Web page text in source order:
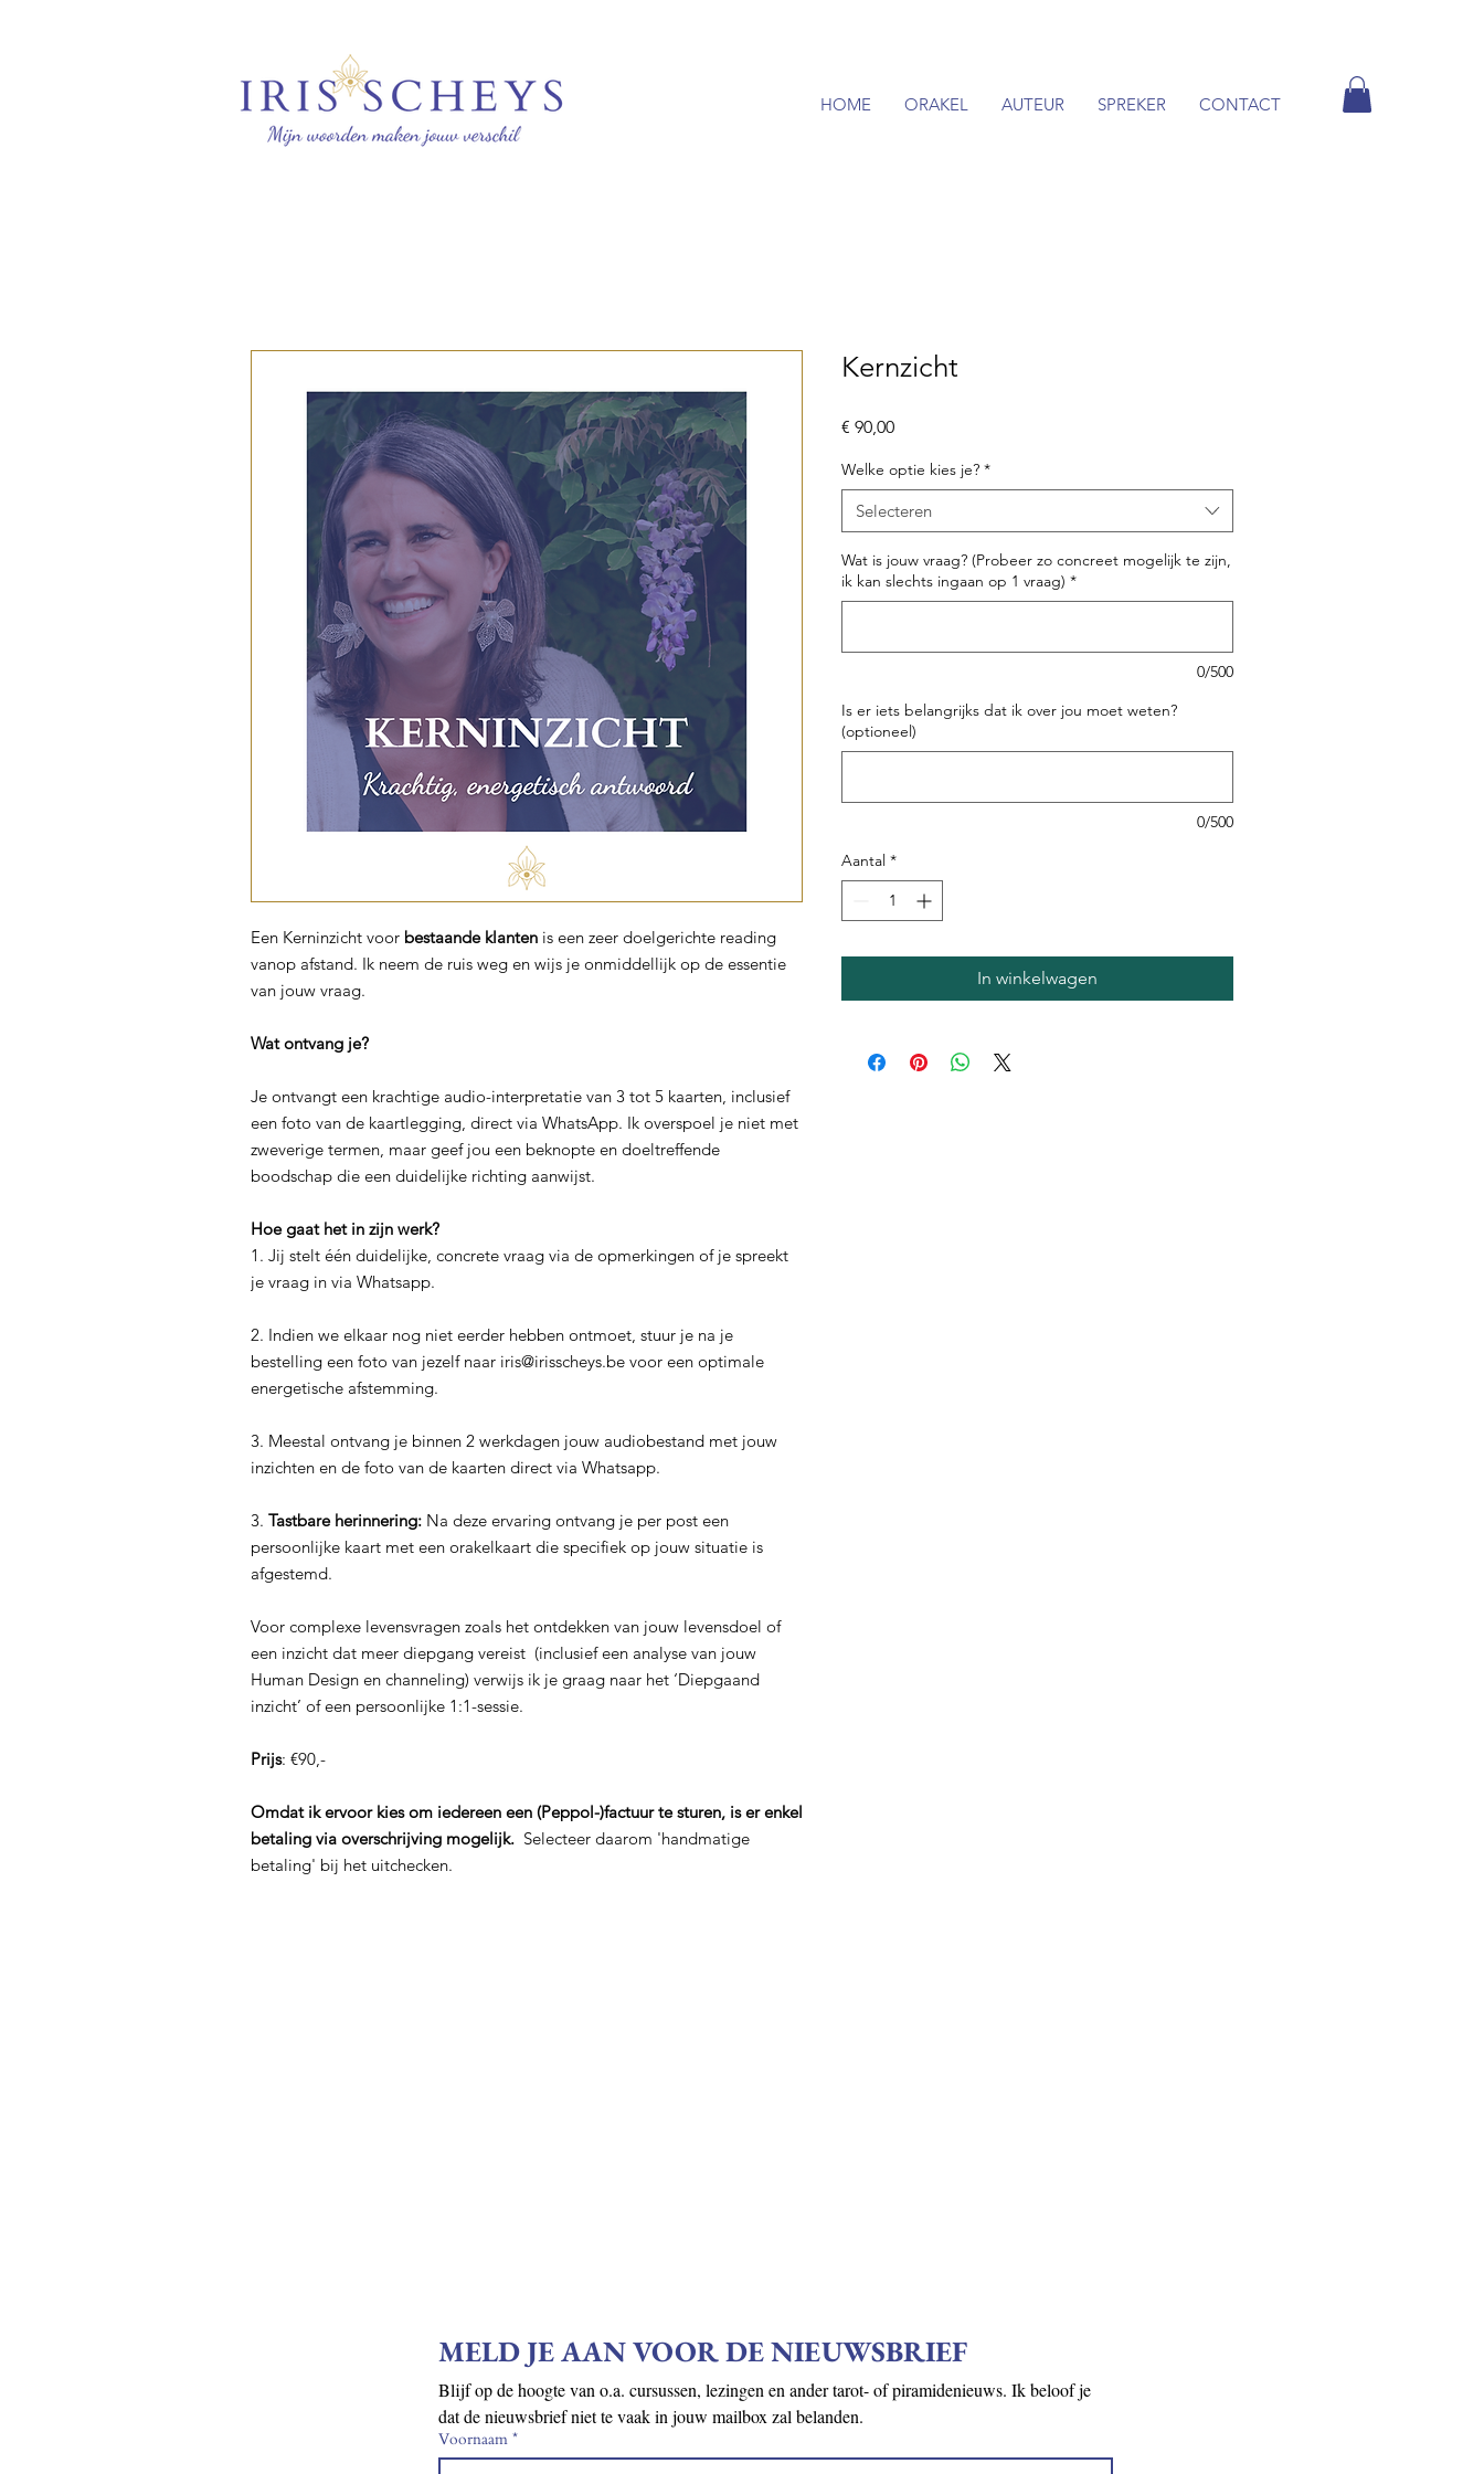
HOME ORAKEL AUTEUR SPREKER CONTACT
Een Kerninzicht voor bestaande klanten is een zeer doelgerichte reading
vanop afstand. Ik neem de ruis weg en wijs je onmiddellijk op de essentie
van jouw vraag.
Wat ontvang je?
Je ontvangt een krachtige audio-interpretatie van 3 tot 5 kaarten, inclusief
een foto van de kaartlegging, direct via WhatsApp. Ik overspoel je niet met
zweverige termen, maar geef jou een beknopte en doeltreffende
boodschap die een duidelijke richting aanwijst.
Hoe gaat het in zijn werk?
1. Jij stelt één duidelijke, concrete vraag via de opmerkingen of je spreekt
je vraag in via Whatsapp.
2. Indien we elkaar nog niet eerder hebben ontmoet, stuur je na je
bestelling een foto van jezelf naar iris@irisscheys.be voor een optimale
energetische afstemming.
3. Meestal ontvang je binnen 2 werkdagen jouw audiobestand met jouw
inzichten en de foto van de kaarten direct via Whatsapp.
3. Tastbare herinnering: Na deze ervaring ontvang je per post een
persoonlijke kaart met een orakelkaart die specifiek op jouw situatie is
afgestemd.
Voor complexe levensvragen zoals het ontdekken van jouw levensdoel of
een inzicht dat meer diepgang vereist (inclusief een analyse van jouw
Human Design en channeling) verwijs ik je graag naar het ‘Diepgaand
inzicht’ of een persoonlijke 1:1-sessie.
Prijs: €90,-
Omdat ik ervoor kies om iedereen een (Peppol-)factuur te sturen, is er enkel
betaling via overschrijving mogelijk. Selecteer daarom 'handmatige
betaling' bij het uitchecken.
Kernzicht
€ 90,00Prijs
Welke optie kies je? *
Selecteren
Wat is jouw vraag? (Probeer zo concreet mogelijk te zijn,
ik kan slechts ingaan op 1 vraag) *
0/500
Is er iets belangrijks dat ik over jou moet weten?
(optioneel)
0/500
Aantal *
In winkelwagen
MELD JE AAN VOOR DE NIEUWSBRIEF
Blijf op de hoogte van o.a. cursussen, lezingen en ander tarot- of piramidenieuws. Ik beloof je
dat de nieuwsbrief niet te vaak in jouw mailbox zal belanden.
Voornaam *